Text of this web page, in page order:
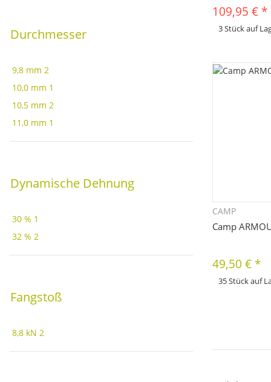
109,95 € *
3 Stück auf
CAMP
Camp
49,50 € *
35 Stück auf
Durchmesser
9,8 mm 2
10,0 mm 1
10,5 mm 2
11,0 mm 1
Dynamische Dehnung
30 % 1
32 % 2
Fangstoß
8,8 kN 2